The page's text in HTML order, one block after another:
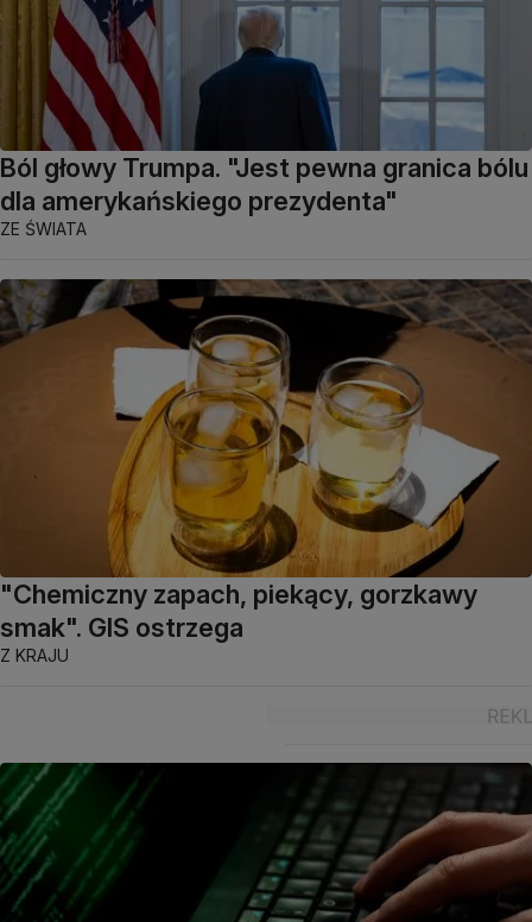
Ból głowy Trumpa. "Jest pewna granica bólu
dla amerykańskiego prezydenta"
ZE ŚWIATA
"Chemiczny zapach, piekący, gorzkawy
smak". GIS ostrzega
Z KRAJU